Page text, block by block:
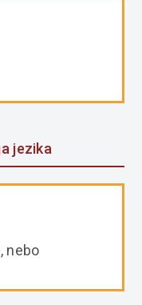
jezika
nebo